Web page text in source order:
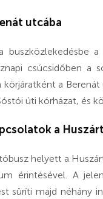
utcába
buszközlekedésbe
csúcsidőben a
körjáratként a
úti kórházat, és
a
helyett a
érintésével. A
sûríti majd néhány